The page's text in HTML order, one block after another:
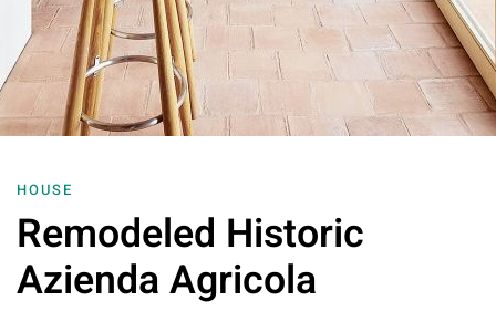
HOUSE
Remodeled Historic
Azienda Agricola